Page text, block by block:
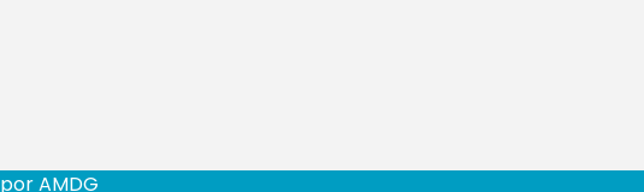
AMDG